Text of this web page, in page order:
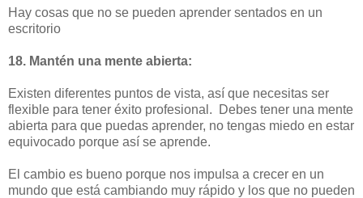
Hay cosas que no se pueden aprender sentados en un
escritorio
18. Mantén una mente abierta:
Existen diferentes puntos de vista, así que necesitas ser
flexible para tener éxito profesional. Debes tener una mente
abierta para que puedas aprender, no tengas miedo en estar
equivocado porque así se aprende.
El cambio es bueno porque nos impulsa a crecer en un
mundo que está cambiando muy rápido y los que no pueden